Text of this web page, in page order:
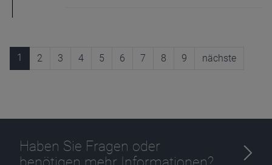
1 2 3 4 5 6 7 8 9 nächste
Haben Sie Fragen oder